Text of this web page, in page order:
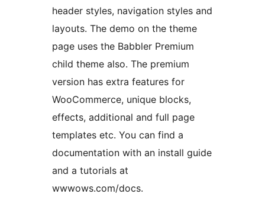
header styles, navigation styles and
layouts. The demo on the theme
page uses the Babbler Premium
child theme also. The premium
version has extra features for
WooCommerce, unique blocks,
effects, additional and full page
templates etc. You can find a
documentation with an install guide
and a tutorials at
wwwows.com/docs.